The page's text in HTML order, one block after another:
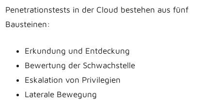
Penetrationstests in der Cloud bestehen aus fünf
Bausteinen:
Erkundung und Entdeckung
Bewertung der Schwachstelle
Eskalation von Privilegien
Laterale Bewegung